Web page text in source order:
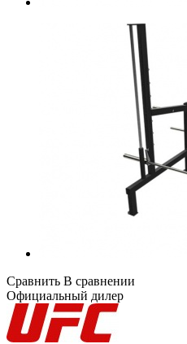
Сравнить В сравнении
Официальный дилер